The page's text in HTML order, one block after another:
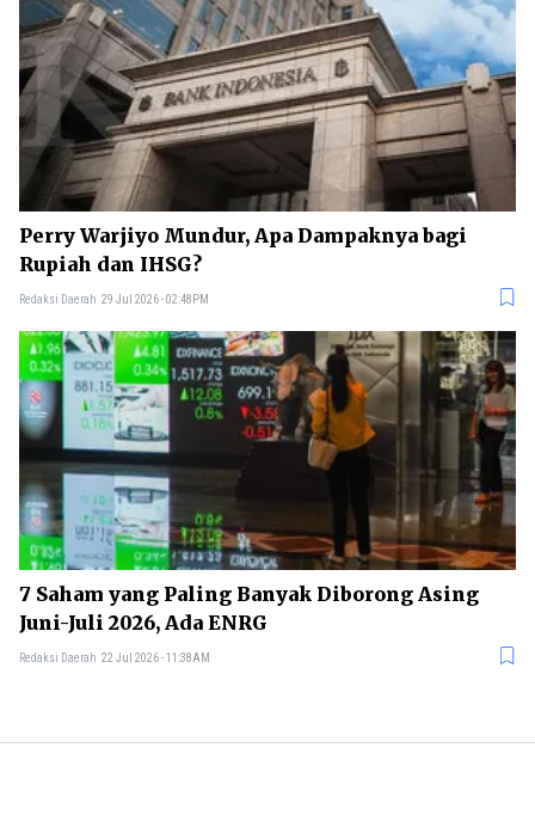
Perry Warjiyo Mundur, Apa Dampaknya bagi
Rupiah dan IHSG?
Redaksi Daerah 29 Jul 2026 - 02:48PM
7 Saham yang Paling Banyak Diborong Asing
Juni-Juli 2026, Ada ENRG
Redaksi Daerah 22 Jul 2026 - 11:38AM